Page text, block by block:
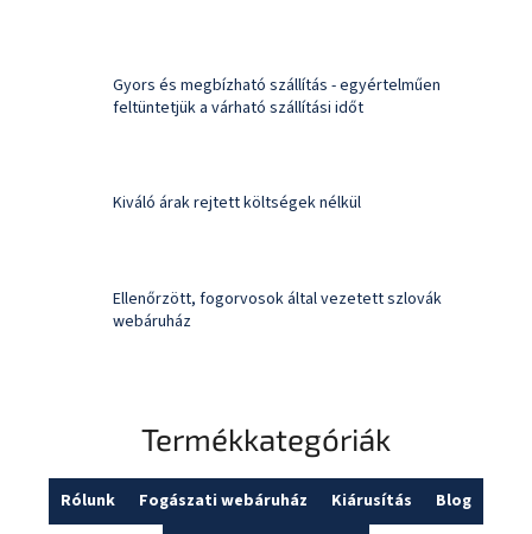
Gyors és megbízható szállítás - egyértelműen
feltüntetjük a várható szállítási időt
Kiváló árak rejtett költségek nélkül
Ellenőrzött, fogorvosok által vezetett szlovák
webáruház
Termékkategóriák
Rólunk Fogászati webáruház Kiárusítás
Blog